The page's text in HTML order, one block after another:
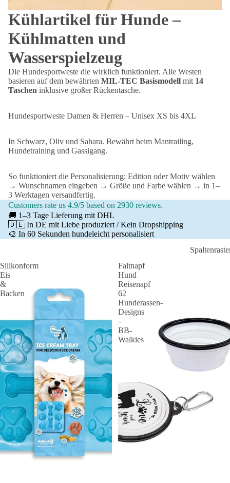
Kühlartikel für Hunde –
Kühlmatten und
Wasserspielzeug
Die Hundesportweste die wirklich funktioniert. Alle Westen
basieren auf dem bewährten MIL-TEC Basismodell mit 14
Taschen inklusive großer Rückentasche.
Hundesportweste Damen & Herren – Unisex XS bis 4XL
In Schwarz, Oliv und Sahara. Bewährt beim Mantrailing,
Hundetraining und Gassigang.
So funktioniert die Personalisierung: Edition oder Motiv wählen
→ Wunschnamen eingeben → Größe und Farbe wählen → in 1–
3 Werktagen versandfertig.
Customers rate us 4.9/5 based on 2930 reviews.
🚚 1–3 Tage Lieferung mit DHL
🇩🇪 In DE mit Liebe produziert / Kein Dropshipping
🎨 In 60 Sekunden hundeleicht personalisiert
Silikonform
Eis
&
Backen
Faltnapf
Hund
Reisenapf
62
Hunderassen-
Designs
–
BB-
Walkies